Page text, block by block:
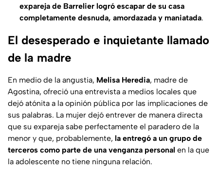
expareja de Barrelier logró escapar de su casa
completamente desnuda, amordazada y maniatada.
El desesperado e inquietante llamado
de la madre
En medio de la angustia, Melisa Heredia, madre de
Agostina, ofreció una entrevista a medios locales que
dejó atónita a la opinión pública por las implicaciones de
sus palabras. La mujer dejó entrever de manera directa
que su expareja sabe perfectamente el paradero de la
menor y que, probablemente, la entregó a un grupo de
terceros como parte de una venganza personal en la que
la adolescente no tiene ninguna relación.